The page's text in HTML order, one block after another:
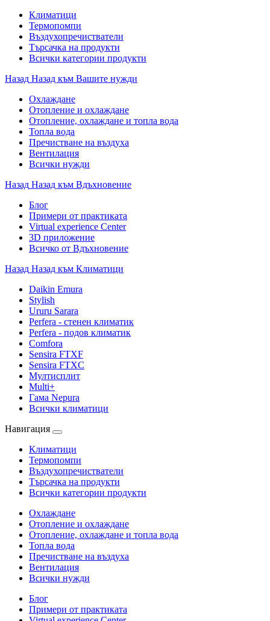
Климатици
Термопомпи
Въздухопречистватели
Търсачка на продукти
Всички категории продукти
Назад Назад към Вашите нужди
Охлаждане
Отопление и охлаждане
Отопление, охлаждане и топла вода
Топла вода
Пречистване на въздуха
Вентилация
Всички нужди
Назад Назад към Вдъхновение
Блог
Примери от практиката
Virtual experience Center
3D приложение
Всичко от Вдъхновение
Назад Назад към Климатици
Daikin Emura
Stylish
Ururu Sarara
Perfera - стенен климатик
Perfera - подов климатик
Comfora
Sensira FTXF
Sensira FTXC
Мултисплит
Multi+
Гама Nepura
Всички климатици
Навигация
Климатици
Термопомпи
Въздухопречистватели
Търсачка на продукти
Всички категории продукти
Охлаждане
Отопление и охлаждане
Отопление, охлаждане и топла вода
Топла вода
Пречистване на въздуха
Вентилация
Всички нужди
Блог
Примери от практиката